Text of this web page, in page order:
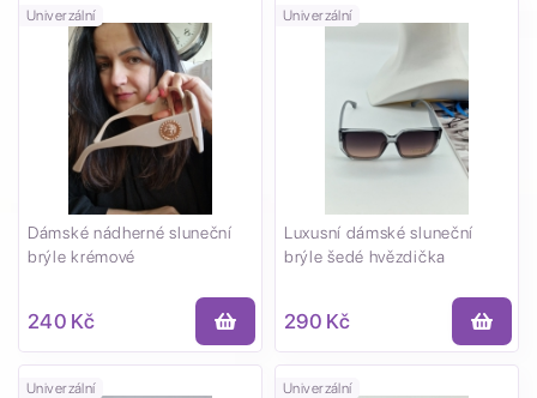
Univerzální
Dámské nádherné sluneční
brýle krémové
240 Kč
Univerzální
Luxusní dámské sluneční
brýle šedé hvězdička
290 Kč
Univerzální Univerzální